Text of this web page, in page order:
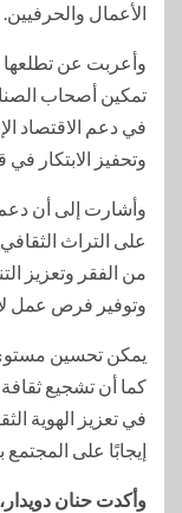
الأعمال والحرفيين.
وأعربت عن تطلعها
تمكين أصحاب
في دعم الاقتصاد
وتحفيز الابتكار
وأشارت إلى أن دعم
على التراث
من الفقر وتعزيز
وتوفير فرص عمل
يمكن تحسين مستوى
كما أن تشجيع ثقافة
في تعزيز الهوية
إيجابًا على المجتمع
وأكدت حنان